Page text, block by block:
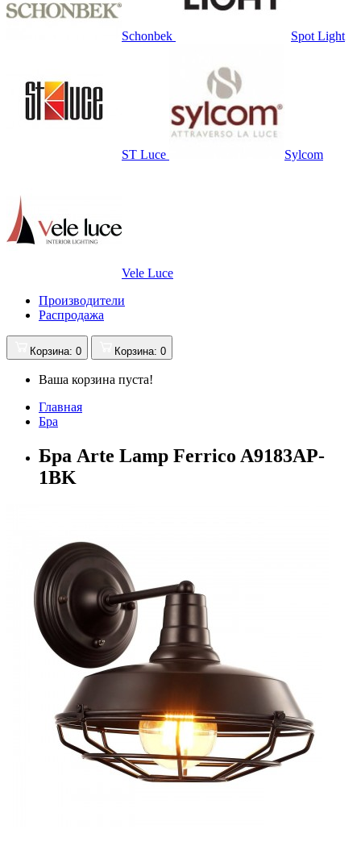
Schonbek Spot Light
ST Luce Sylcom
Vele Luce
Производители
Распродажа
Корзина: 0 Корзина: 0
Ваша корзина пуста!
Главная
Бра
Бра Arte Lamp Ferrico A9183AP-
1BK